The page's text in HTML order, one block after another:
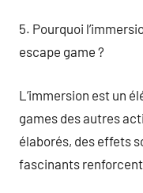
5. Pourquoi
escape game ?
L’immersion est un
games des autres
élaborés, des effets
fascinants